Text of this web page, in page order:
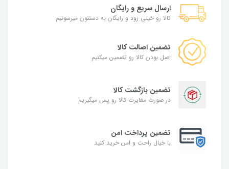
ارسال سریع و رایگان
کالا رو خیلی زود و رایگان به دستتون میرسونیم
تضمین اصالت کالا
اصل بودن کالا رو تضمین میکنیم
تضمین بازگشت کالا
در صورت مغایرت کالا رو پس میگیریم
تضمین پرداخت امن
با خیال راحت و امن خرید کنید